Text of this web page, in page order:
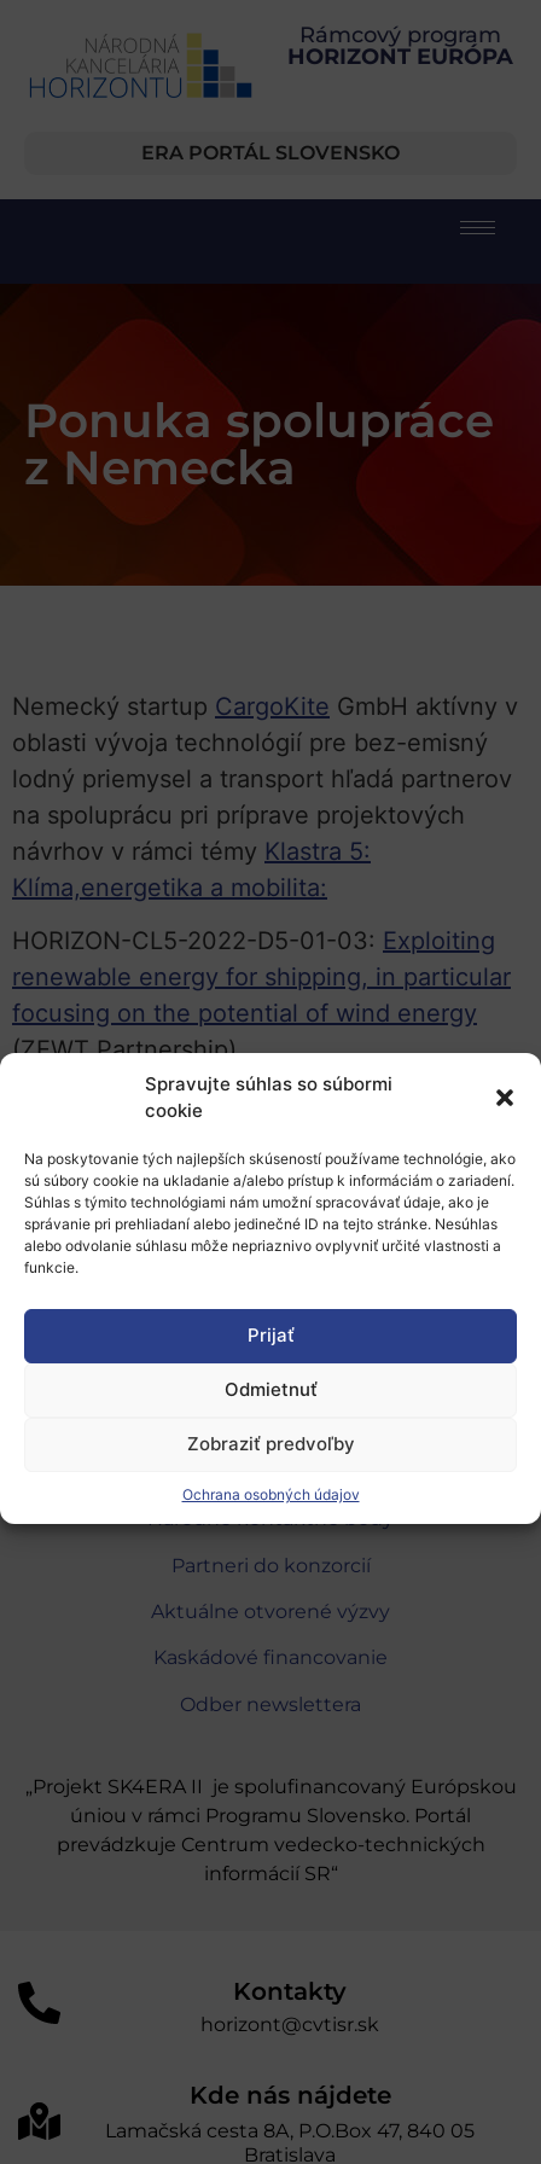
Spravujte súhlas so súbormi
cookie
Na poskytovanie tých najlepších skúseností používame technológie, ako
sú súbory cookie na ukladanie a/alebo prístup k informáciám o zariadení.
Súhlas s týmito technológiami nám umožní spracovávať údaje, ako je
správanie pri prehliadaní alebo jedinečné ID na tejto stránke. Nesúhlas
alebo odvolanie súhlasu môže nepriaznivo ovplyvniť určité vlastnosti a
funkcie.
Prijať
Odmietnuť
Zobraziť predvoľby
Ochrana osobných údajov
Rámcový program
HORIZONT EURÓPA
ERA PORTÁL SLOVENSKO
Ponuka spolupráce
z Nemecka
Nemecký startup CargoKite GmbH aktívny v
oblasti vývoja technológií pre bez-emisný
lodný priemysel a transport hľadá partnerov
na spoluprácu pri príprave projektových
návrhov v rámci témy Klastra 5:
Klíma,energetika a mobilita:
HORIZON-CL5-2022-D5-01-03: Exploiting
renewable energy for shipping, in particular
focusing on the potential of wind energy
(ZEWT Partnership).
Viac informácií o ponuke na spoluprácu a
formulári.
Kontakt napríslušné NCP.
Národné kontaktné body
Partneri do konzorcií
Aktuálne otvorené výzvy
Kaskádové financovanie
Odber newslettera
„Projekt SK4ERA II je spolufinancovaný Európskou
úniou v rámci Programu Slovensko. Portál
prevádzkuje Centrum vedecko-technických
informácií SR“
Kontakty
horizont@cvtisr.sk
Kde nás nájdete
Lamačská cesta 8A, P.O.Box 47, 840 05
Bratislava